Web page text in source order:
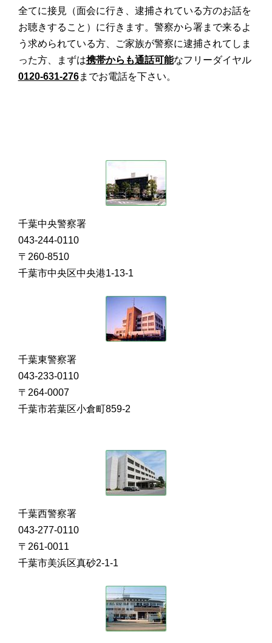
全てに接見（面会に行き、逮捕されている方のお話を
お聴きすること）に行きます。警察から署まで来るよ
う求められている方、ご家族が警察に逮捕されてしま
った方、まずは携帯からも通話可能なフリーダイヤル
0120-631-276までお電話を下さい。
千葉中央警察署
043-244-0110
〒260-8510
千葉市中央区中央港1-13-1
千葉東警察署
043-233-0110
〒264-0007
千葉市若葉区小倉町859-2
千葉西警察署
043-277-0110
〒261-0011
千葉市美浜区真砂2-1-1